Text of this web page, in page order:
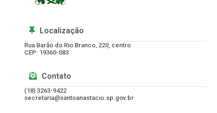
Localização
Rua Barão do Rio Branco, 220, centro
CEP: 19360-083
Contato
(18) 3263-9422
secretaria@santoanastacio.sp.gov.br